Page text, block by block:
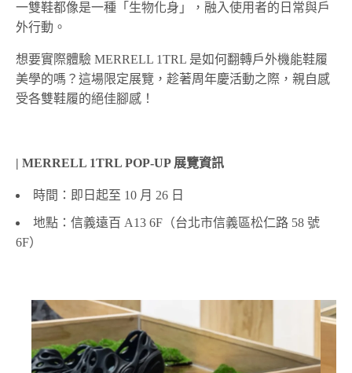
一雙鞋都像是一種「生物化身」，融入使用者的日常與戶
外行動。
想要實際體驗 MERRELL 1TRL 是如何翻轉戶外機能鞋履
美學的嗎？這場限定展覽，趁著周年慶活動之際，親自感
受各雙鞋履的絕佳腳感！
| MERRELL 1TRL POP-UP 展覽資訊
時間：即日起至 10 月 26 日
地點：信義遠百 A13 6F（台北市信義區松仁路 58 號
6F）